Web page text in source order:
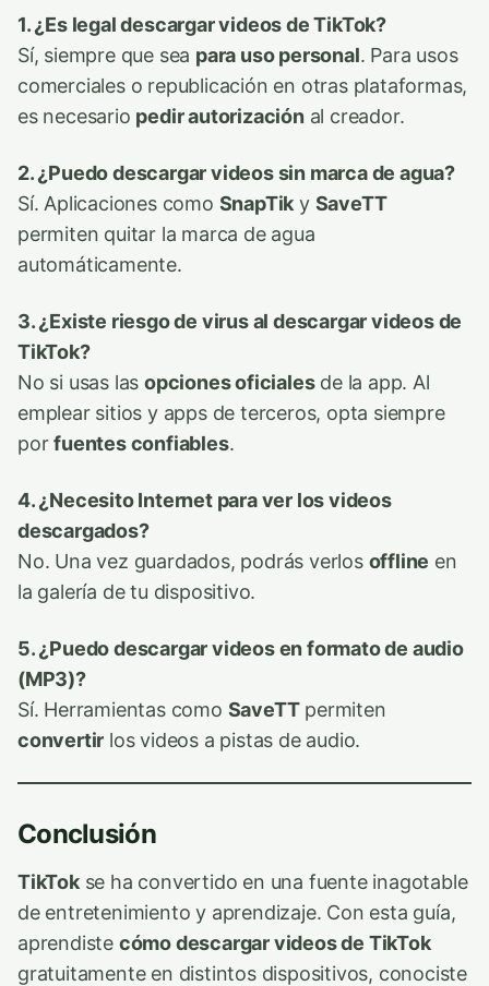
1. ¿Es legal descargar videos de TikTok?
Sí, siempre que sea para uso personal. Para usos
comerciales o republicación en otras plataformas,
es necesario pedir autorizaciónal creador.
2. ¿Puedo descargar videos sin marca de agua?
Sí. Aplicaciones como SnapTik y SaveTT
permiten quitar la marca de agua
automáticamente.
3. ¿Existe riesgo de virus al descargar videos de
TikTok?
No si usas lasopciones oficialesde la app. Al
emplear sitios y apps de terceros, opta siempre
porfuentes confiables.
4. ¿Necesito Internet para ver los videos
descargados?
No. Una vez guardados, podrás verlos offline en
la galería de tu dispositivo.
5. ¿Puedo descargar videos en formato de audio
(MP3)?
Sí. Herramientas como SaveTTpermiten
convertir los videos a pistas de audio.
Conclusión
TikTokse ha convertido en una fuente inagotable
de entretenimiento y aprendizaje. Con esta guía,
aprendiste cómo descargar videos de TikTok
gratuitamente en distintos dispositivos, conociste